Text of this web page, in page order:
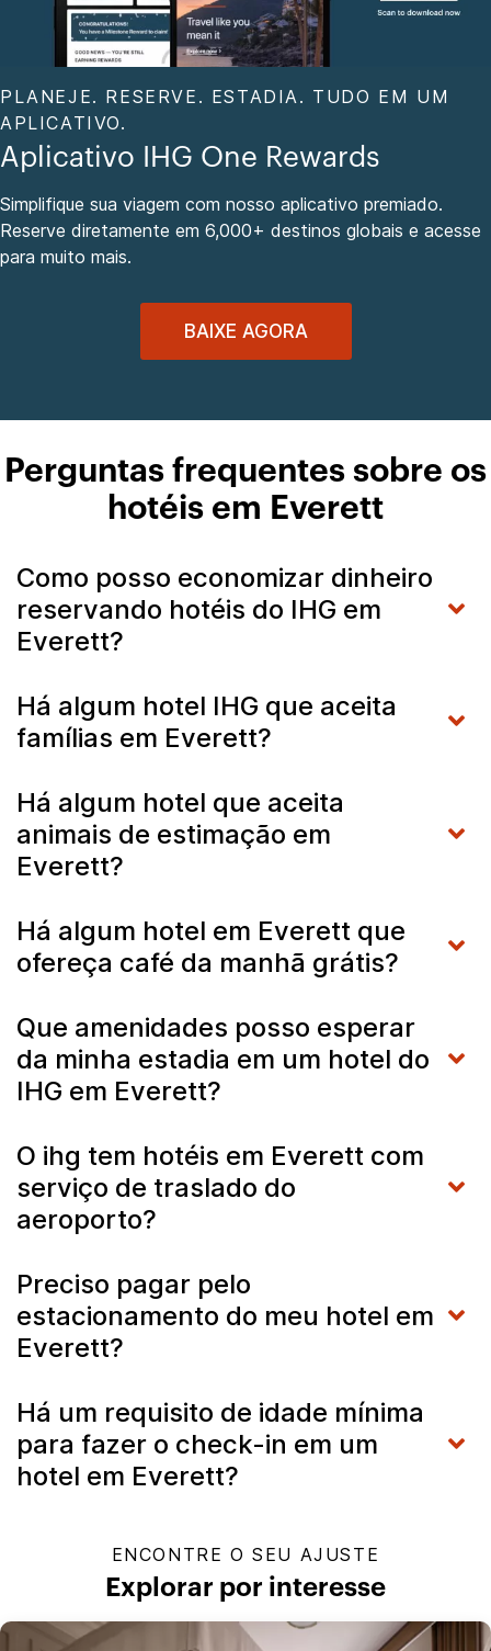
PLANEJE. RESERVE. ESTADIA. TUDO EM UM
APLICATIVO.
Aplicativo IHG One Rewards
Simplifique sua viagem com nosso aplicativo premiado.
Reserve diretamente em 6,000+ destinos globais e acesse
para muito mais.
BAIXE AGORA
Perguntas frequentes sobre os
hotéis em Everett
Como posso economizar dinheiro
reservando hotéis do IHG em
Everett?
Há algum hotel IHG que aceita
famílias em Everett?
Há algum hotel que aceita
animais de estimação em
Everett?
Há algum hotel em Everett que
ofereça café da manhã grátis?
Que amenidades posso esperar
da minha estadia em um hotel do
IHG em Everett?
O ihg tem hotéis em Everett com
serviço de traslado do
aeroporto?
Preciso pagar pelo
estacionamento do meu hotel em
Everett?
Há um requisito de idade mínima
para fazer o check-in em um
hotel em Everett?
ENCONTRE O SEU AJUSTE
Explorar por interesse